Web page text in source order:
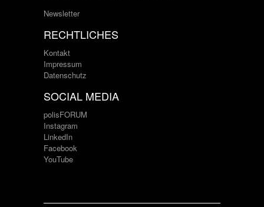
Newsletter
RECHTLICHES
Kontakt
Impressum
Datenschutz
SOCIAL MEDIA
polisFORUM
Instagram
LinkedIn
Facebook
YouTube